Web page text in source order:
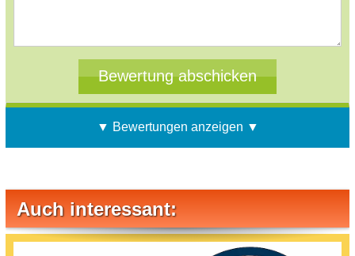
▼ Bewertungen anzeigen ▼
Auch interessant: